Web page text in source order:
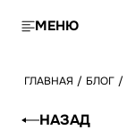
МЕНЮ
ГЛАВНАЯ / БЛОГ /
НАЗАД